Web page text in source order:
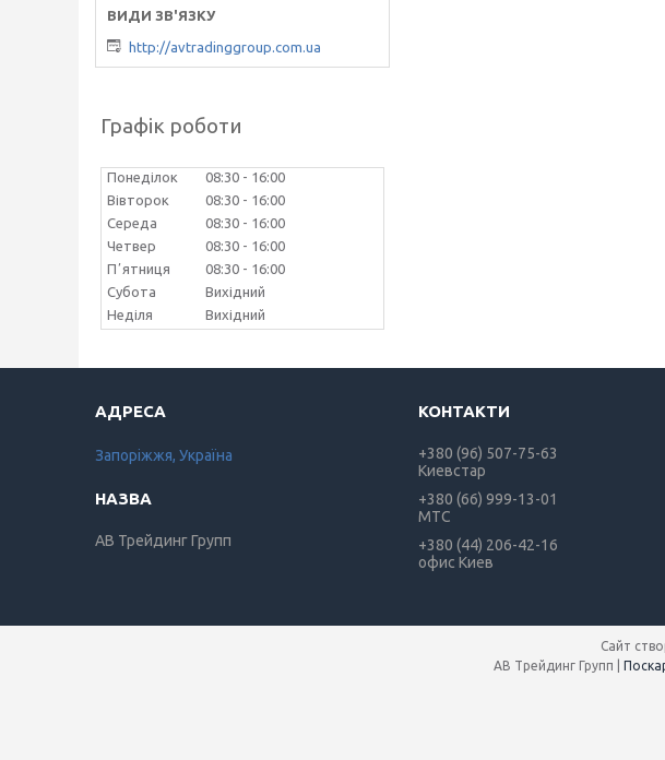
http://avtradinggroup.com.ua
Графік роботи
Понеділок 08:30
16:00
Вівторок
08:30
16:00
Середа
08:30
16:00
Четвер
08:30
16:00
Пʼятниця
08:30
16:00
Субота
Вихідний
Неділя
Вихідний
Запоріжжя, Україна
АВ Трейдинг Групп
+380 (96) 507-75-63
Киевстар
+380 (66) 999-13-01
МТС
+380 (44) 206-42-16
офис Киев
Сайт